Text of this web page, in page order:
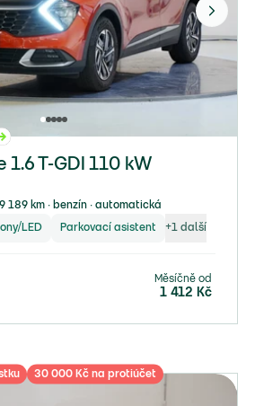
1.6 T-GDI 110 kW
189 km ∙ benzín ∙ automatická
LED Parkovací asistent +1 další
Měsíčně od
1 412 Kč
30 000 Kč na protiúčet